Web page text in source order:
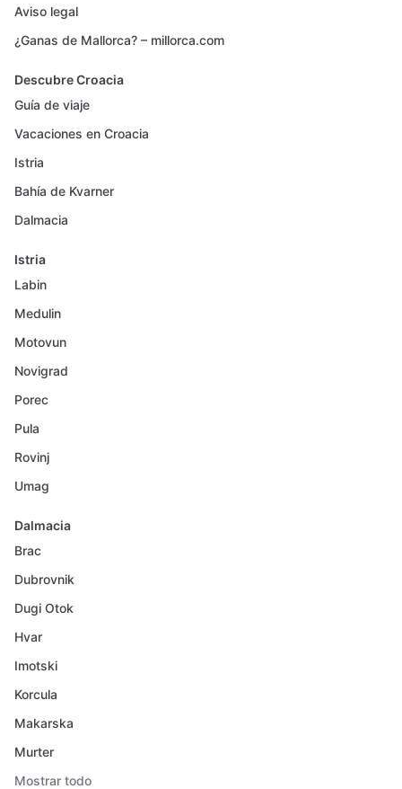
Aviso legal
¿Ganas de Mallorca? – millorca.com
Descubre Croacia
Guía de viaje
Vacaciones en Croacia
Istria
Bahía de Kvarner
Dalmacia
Istria
Labin
Medulin
Motovun
Novigrad
Porec
Pula
Rovinj
Umag
Dalmacia
Brac
Dubrovnik
Dugi Otok
Hvar
Imotski
Korcula
Makarska
Murter
Mostrar todo